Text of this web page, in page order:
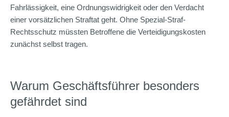
Fahrlässigkeit, eine Ordnungswidrigkeit oder den Verdacht
einer vorsätzlichen Straftat geht. Ohne Spezial-Straf-
Rechtsschutz müssten Betroffene die Verteidigungskosten
zunächst selbst tragen.
Warum Geschäftsführer besonders
gefährdet sind